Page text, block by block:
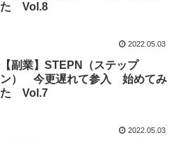
た Vol.8
2022.05.03
【副業】STEPN（ステップ
ン） 今更遅れて参入 始めてみ
た Vol.7
2022.05.03